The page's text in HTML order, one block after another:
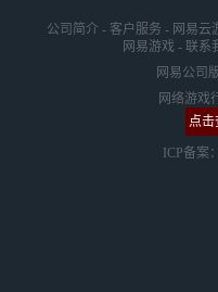
公司简介 - 客户服务 - 网易云
网易游戏 - 联系
网易公司
网络游戏
点击
ICP备案